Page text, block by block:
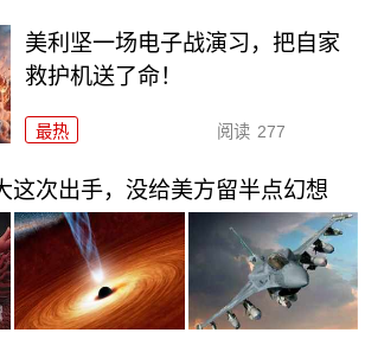
美利坚一场电子战演习，把自家
救护机送了命！
最热 阅读 277
这次出手，没给美方留半点幻想